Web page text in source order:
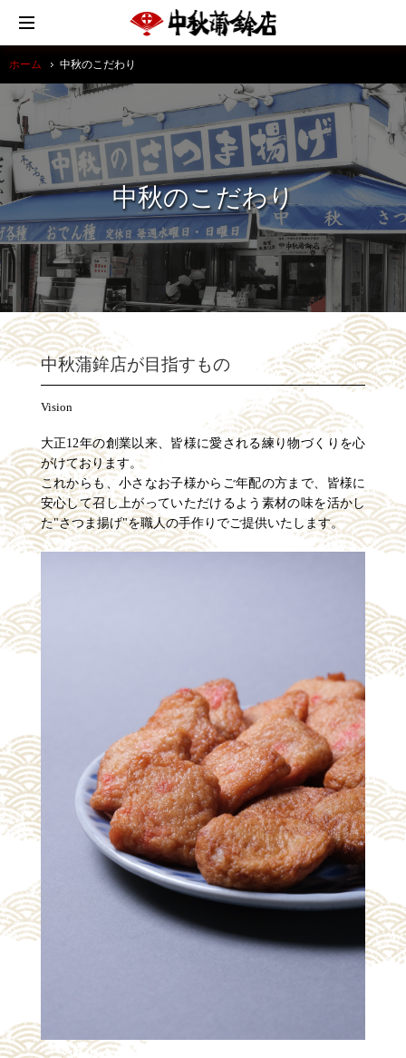
ホーム 中秋のこだわり
中秋のこだわり
中秋蒲鉾店が目指すもの
Vision
大正12年の創業以来、皆様に愛される練り物づくりを心
がけております。
これからも、小さなお子様からご年配の方まで、皆様に
安心して召し上がっていただけるよう素材の味を活かし
た"さつま揚げ"を職人の手作りでご提供いたします。